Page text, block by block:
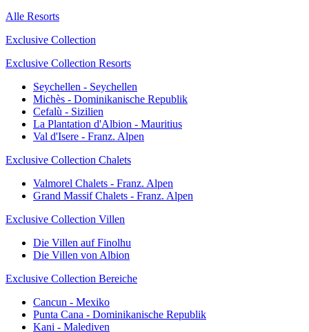
Alle Resorts
Exclusive Collection
Exclusive Collection Resorts
Seychellen - Seychellen
Michès - Dominikanische Republik
Cefalù - Sizilien
La Plantation d'Albion - Mauritius
Val d'Isere - Franz. Alpen
Exclusive Collection Chalets
Valmorel Chalets - Franz. Alpen
Grand Massif Chalets - Franz. Alpen
Exclusive Collection Villen
Die Villen auf Finolhu
Die Villen von Albion
Exclusive Collection Bereiche
Cancun - Mexiko
Punta Cana - Dominikanische Republik
Kani - Malediven